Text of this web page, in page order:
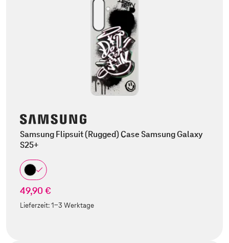
Samsung Flipsuit (Rugged) Case Samsung Galaxy
S25+
49,90 €
Lieferzeit:1-3 Werktage